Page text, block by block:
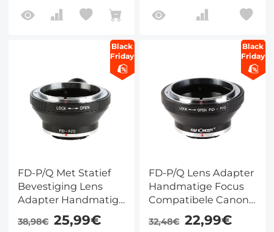
Black
Friday
FD-P/Q Met Statief
Bevestiging Lens
Adapter Handmatige
Focus Compatibele
Canon FD Lenzen
38,98€ 25,99€
Black
Friday
FD-P/Q Lens Adapter
Handmatige Focus
Compatibele Canon
FD Lenzen voor
Pentax Q Camera
32,48€ 22,99€